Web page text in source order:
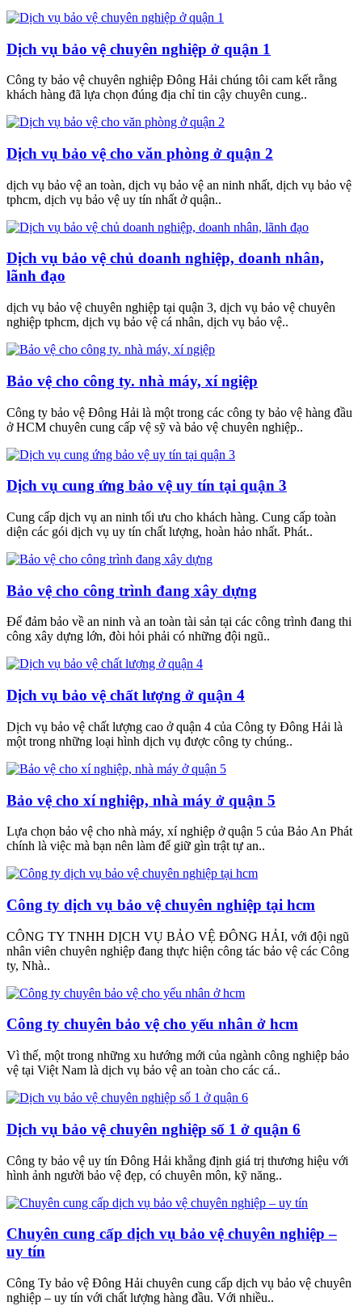
Dịch vụ bảo vệ chuyên nghiệp ở quận 1
Công ty bảo vệ chuyên nghiệp Đông Hải chúng tôi cam kết rằng
khách hàng đã lựa chọn đúng địa chỉ tin cậy chuyên cung..
Dịch vụ bảo vệ cho văn phòng ở quận 2
dịch vụ bảo vệ an toàn, dịch vụ bảo vệ an ninh nhất, dịch vụ bảo vệ
tphcm, dịch vụ bảo vệ uy tín nhất ở quận..
Dịch vụ bảo vệ chủ doanh nghiệp, doanh nhân,
lãnh đạo
dịch vụ bảo vệ chuyên nghiệp tại quận 3, dịch vụ bảo vệ chuyên
nghiệp tphcm, dịch vụ bảo vệ cá nhân, dịch vụ bảo vệ..
Bảo vệ cho công ty. nhà máy, xí ngiệp
Công ty bảo vệ Đông Hải là một trong các công ty bảo vệ hàng đầu
ở HCM chuyên cung cấp vệ sỹ và bảo vệ chuyên nghiệp..
Dịch vụ cung ứng bảo vệ uy tín tại quận 3
Cung cấp dịch vụ an ninh tối ưu cho khách hàng. Cung cấp toàn
diện các gói dịch vụ uy tín chất lượng, hoàn hảo nhất. Phát..
Bảo vệ cho công trình đang xây dựng
Để đảm bảo về an ninh và an toàn tài sản tại các công trình đang thi
công xây dựng lớn, đòi hỏi phải có những đội ngũ..
Dịch vụ bảo vệ chất lượng ở quận 4
Dịch vụ bảo vệ chất lượng cao ở quận 4 của Công ty Đông Hải là
một trong những loại hình dịch vụ được công ty chúng..
Bảo vệ cho xí nghiệp, nhà máy ở quận 5
Lựa chọn bảo vệ cho nhà máy, xí nghiệp ở quận 5 của Bảo An Phát
chính là việc mà bạn nên làm để giữ gìn trật tự an..
Công ty dịch vụ bảo vệ chuyên nghiệp tại hcm
CÔNG TY TNHH DỊCH VỤ BẢO VỆ ĐÔNG HẢI, với đội ngũ
nhân viên chuyên nghiệp đang thực hiện công tác bảo vệ các Công
ty, Nhà..
Công ty chuyên bảo vệ cho yếu nhân ở hcm
Vì thế, một trong những xu hướng mới của ngành công nghiệp bảo
vệ tại Việt Nam là dịch vụ bảo vệ an toàn cho các cá..
Dịch vụ bảo vệ chuyên nghiệp số 1 ở quận 6
Công ty bảo vệ uy tín Đông Hải khẳng định giá trị thương hiệu với
hình ảnh người bảo vệ đẹp, có chuyên môn, kỹ năng..
Chuyên cung cấp dịch vụ bảo vệ chuyên nghiệp –
uy tín
Công Ty bảo vệ Đông Hải chuyên cung cấp dịch vụ bảo vệ chuyên
nghiệp – uy tín với chất lượng hàng đầu. Với nhiều..